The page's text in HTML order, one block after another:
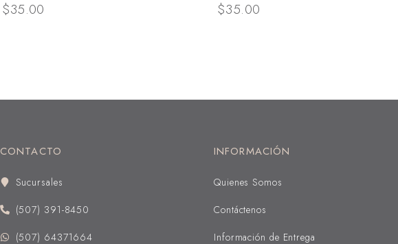
$35.00 $35.00
CONTACTO
Sucursales
(507) 391-8450
(507) 64371664
INFORMACIÓN
Quienes Somos
Contáctenos
Información de Entrega